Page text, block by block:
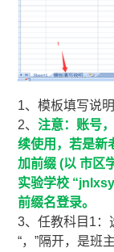
1、模板填写说明
2、注意：账号
续使用，若是新
加前缀 (以 市区
实验学校
前缀名登录。
3、任教科目1：
“，”隔开，是班